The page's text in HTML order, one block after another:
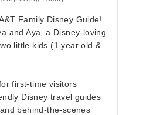
Family Disney Guide!
and Aya, a Disney-loving
little kids (1 year old &
first-time visitors
Disney travel guides
behind-the-scenes